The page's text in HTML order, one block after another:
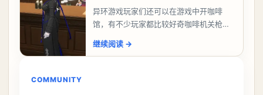
异环游戏玩家们还可以在游戏中开咖啡
馆，有不少玩家都比较好奇咖啡机关枪应
机关枪攻略。异环咖啡机关枪怎么过一、
继续阅读 →
COMMUNITY